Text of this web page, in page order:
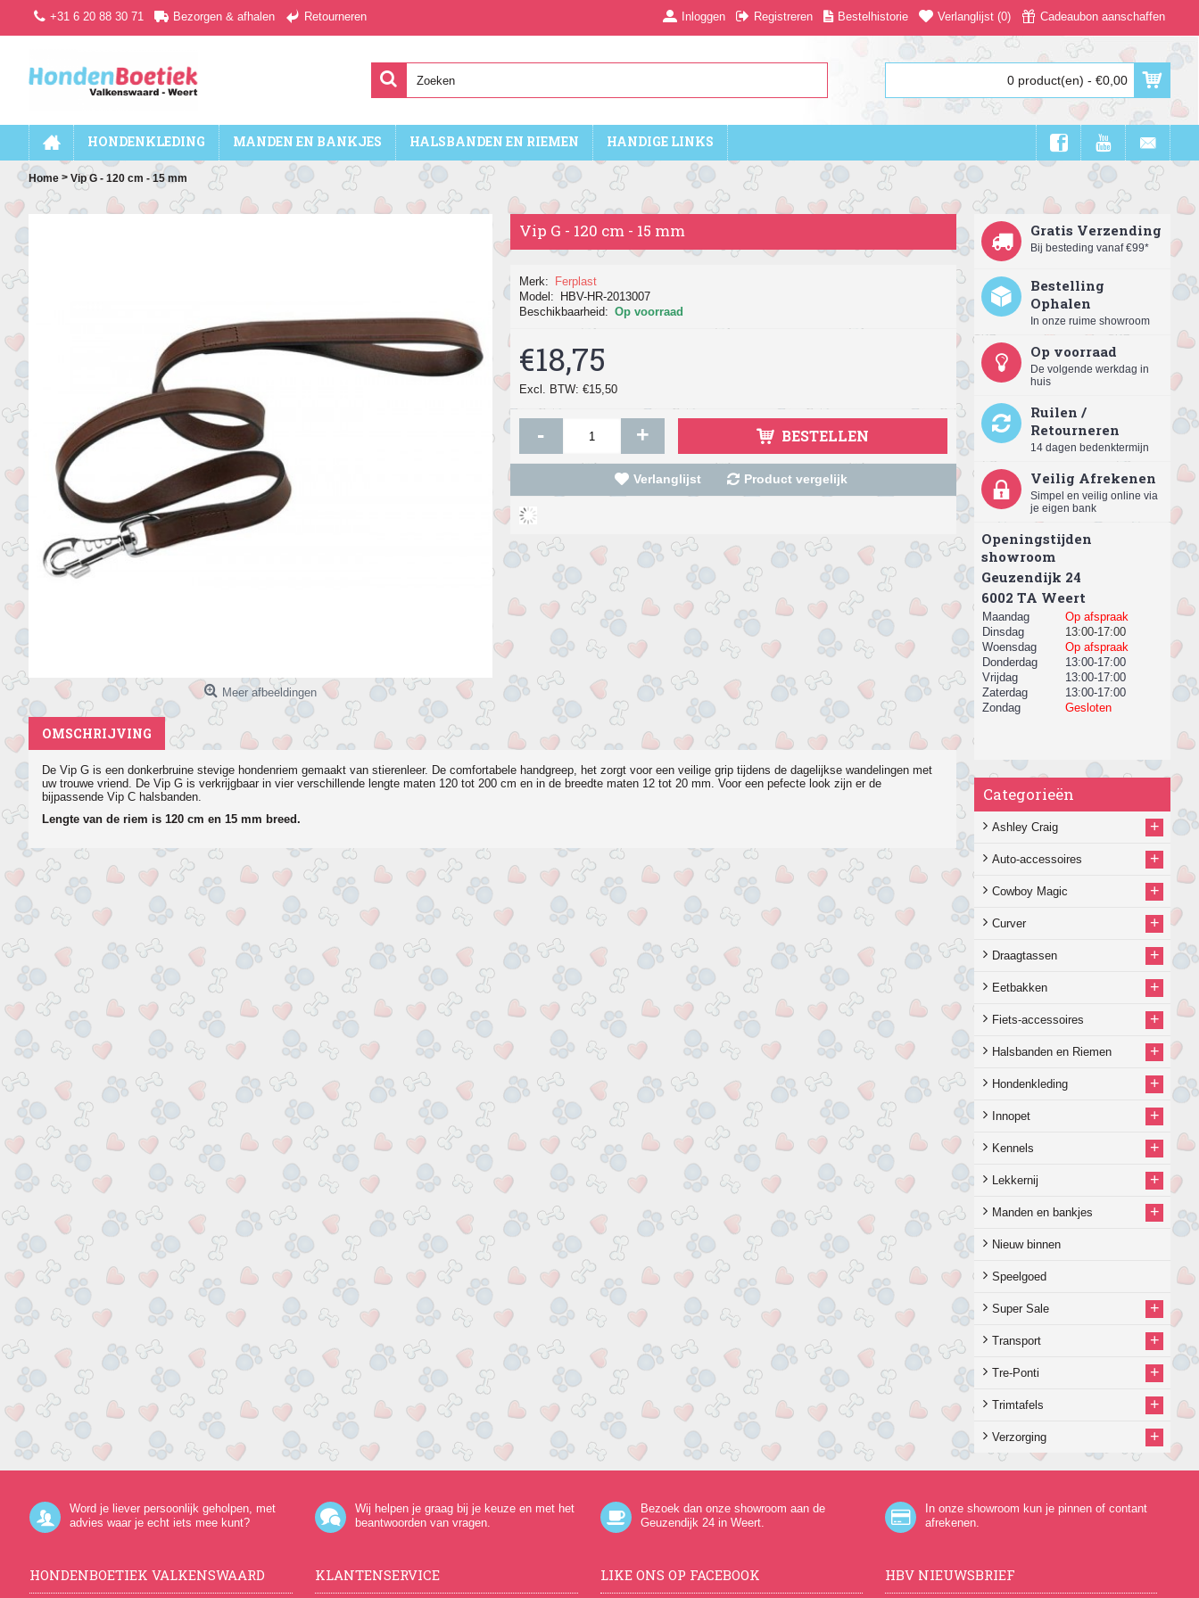
+31 6 20 88 30 71 Bezorgen & afhalen Retourneren Inloggen Registreren Bestelhistorie Verlanglijst (0) Cadeaubon aanschaffen
0 product(en) - €0,00
HONDENKLEDING MANDEN EN BANKJES HALSBANDEN EN RIEMEN HANDIGE LINKS
Home > Vip G - 120 cm - 15 mm
Gratis Verzending
Bij besteding vanaf €99*
Bestelling
Ophalen
In onze ruime showroom
Op voorraad
De volgende werkdag in
huis
Ruilen /
Retourneren
14 dagen bedenktermijn
Veilig Afrekenen
Simpel en veilig online via
je eigen bank
Openingstijden
showroom
Geuzendijk 24
​6002 TA Weert
Maandag
Op afspraak
Dinsdag
13:00-17:00
Woensdag
Op afspraak
Donderdag
13:00-17:00
Vrijdag
13:00-17:00
Zaterdag
13:00-17:00
Zondag
Gesloten
Categorieën
Ashley Craig +
Auto-accessoires +
Cowboy Magic +
Curver +
Draagtassen +
Eetbakken +
Fiets-accessoires +
Halsbanden en Riemen +
Hondenkleding +
Innopet +
Kennels +
Lekkernij +
Manden en bankjes +
Nieuw binnen
Speelgoed
Super Sale +
Transport +
Tre-Ponti +
Trimtafels +
Verzorging +
Meer afbeeldingen
Vip G - 120 cm - 15 mm
Merk:
Ferplast
Model:
HBV-HR-2013007
Beschikbaarheid: Op voorraad
€18,75
Excl. BTW: €15,50
- + BESTELLEN
Verlanglijst Product vergelijk
OMSCHRIJVING
De Vip G is een donkerbruine stevige hondenriem gemaakt van stierenleer. De comfortabele handgreep, het zorgt voor een veilige grip tijdens de dagelijkse wandelingen met
uw trouwe vriend. De Vip G is verkrijgbaar in vier verschillende lengte maten 120 tot 200 cm en in de breedte maten 12 tot 20 mm. Voor een pefecte look zijn er de
bijpassende Vip C halsbanden.
Lengte van de riem is 120 cm en 15 mm breed.
Word je liever persoonlijk geholpen, met
advies waar je echt iets mee kunt?
Wij helpen je graag bij je keuze en met het
beantwoorden van vragen.
Bezoek dan onze showroom aan de
Geuzendijk 24in Weert.
In onze showroom kun je pinnen of contant
afrekenen.
HONDENBOETIEK VALKENSWAARD KLANTENSERVICE LIKE ONS OP FACEBOOK HBV NIEUWSBRIEF